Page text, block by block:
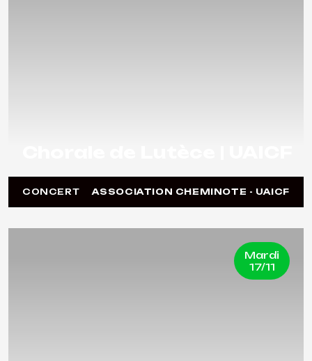
CONCERT ASSOCIATION CHEMINOTE - UAICF
Mardi
17/11